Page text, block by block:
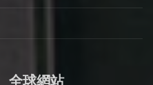
全球網站